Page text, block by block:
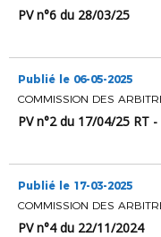
PV n°6 du 28/03/25
Publié le 06-05-2025
COMMISSION DES
PV n°2 du 17/04/25 RT
Publié le 17-03-2025
COMMISSION DES
PV n°4 du 22/11/2024